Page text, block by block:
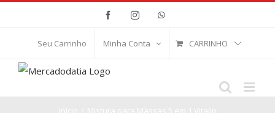
conteúdo
FacebookInstagramWhatsApp
Seu Carrinho Minha Conta CARRINHO